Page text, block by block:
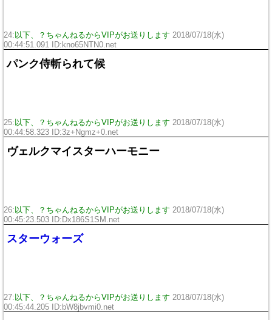
24: 以下、？ちゃんねるからVIPがお送りします 2018/07/18(水)
00:44:51.091 ID: kno65NTN0.net
パンク侍斬られて候
25: 以下、？ちゃんねるからVIPがお送りします 2018/07/18(水)
00:44:58.323 ID:3z+Ngmz+0.net
ヴェルクマイスターハーモニー
26: 以下、？ちゃんねるからVIPがお送りします 2018/07/18(水)
00:45:23.503 ID: Dx186S1SM.net
スターウォーズ
27: 以下、？ちゃんねるからVIPがお送りします 2018/07/18(水)
00:45:44.205 ID: bW8jbvmi0.net